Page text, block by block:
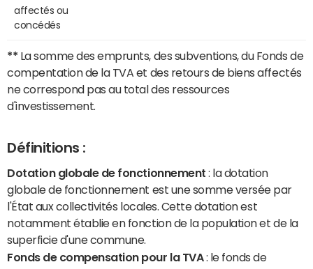
affectés ou
concédés
** La somme des emprunts, des subventions, du Fonds de
compentation de la TVA et des retours de biens affectés
ne correspond pas au total des ressources
d'investissement.
Définitions :
Dotation globale de fonctionnement : la dotation
globale de fonctionnement est une somme versée par
l'État aux collectivités locales. Cette dotation est
notamment établie en fonction de la population et de la
superficie d'une commune.
Fonds de compensation pour la TVA: le fonds de